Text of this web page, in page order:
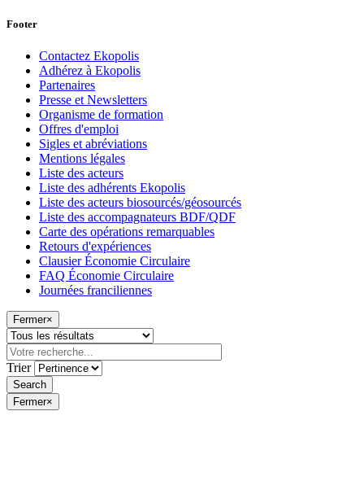
Footer
Contactez Ekopolis
Adhérez à Ekopolis
Partenaires
Presse et Newsletters
Organisme de formation
Offres d'emploi
Sigles et abréviations
Mentions légales
Liste des acteurs
Liste des adhérents Ekopolis
Liste des acteurs biosourcés/géosourcés
Liste des accompagnateurs BDF/QDF
Carte des opérations remarquables
Retours d'expériences
Clausier Économie Circulaire
FAQ Économie Circulaire
Journées franciliennes
Fermer×
Trier
Fermer×